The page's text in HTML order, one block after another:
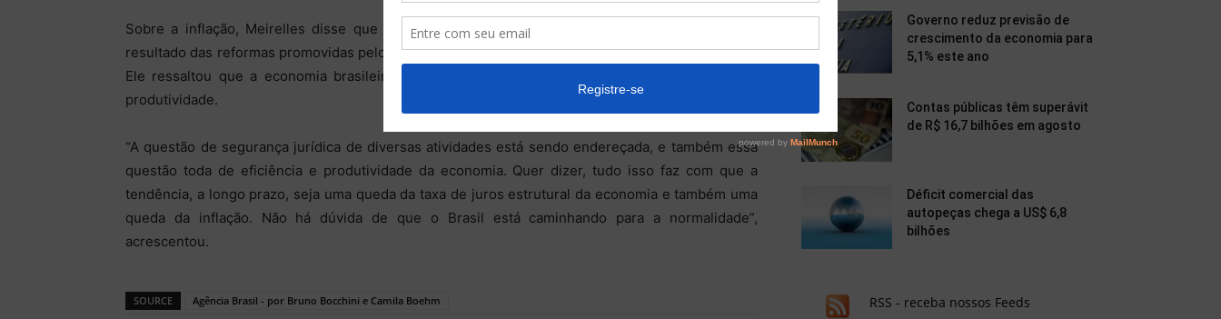
Sobre a inflação, Meirelles disse que o índice tende a cair no longo prazo. Tudo isso sendo
resultado das reformas promovidas pelo governo. Medidas essas que impedem a expansão fiscal.
Ele ressaltou que a economia brasileira vem mostrando mais eficiência e maiores índices de
produtividade.
“A questão de segurança jurídica de diversas atividades está sendo endereçada, e também essa
questão toda de eficiência e produtividade da economia. Quer dizer, tudo isso faz com que a
tendência, a longo prazo, seja uma queda da taxa de juros estrutural da economia e também uma
queda da inflação. Não há dúvida de que o Brasil está caminhando para a normalidade”,
acrescentou.
SOURCE Agência Brasil - por Bruno Bocchini e Camila Boehm
Governo reduz previsão de
crescimento da economia para
5,1% este ano
Contas públicas têm superávit
de R$ 16,7 bilhões em agosto
Déficit comercial das
autopeças chega a US$ 6,8
bilhões
RSS - receba nossos Feeds